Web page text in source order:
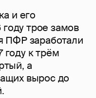
и его
году трое замов
ПФР заработали
году к трём
а
вырос до